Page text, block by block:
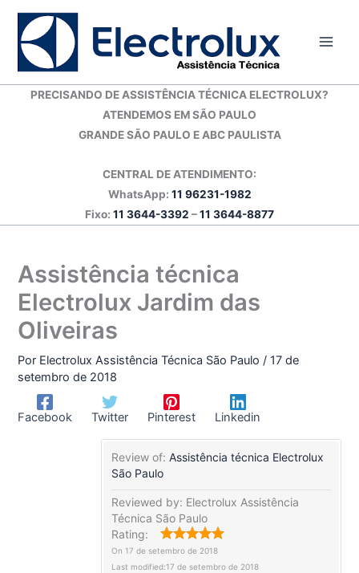
para
conteúdo
PRECISANDO DE ASSISTÊNCIA TÉCNICA ELECTROLUX?
ATENDEMOS EM SÃO PAULO
GRANDE SÃO PAULO E ABC PAULISTA
CENTRAL DE ATENDIMENTO:
WhatsApp: 11 96231-1982
Fixo: 11 3644-3392 –11 3644-8877
Assistência técnica
Electrolux Jardim das
Oliveiras
Por Electrolux Assistência Técnica São Paulo/17 de
setembro de 2018
Facebook Twitter Pinterest Linkedin
Review of: Assistência técnica Electrolux
São Paulo
Reviewed by: Electrolux Assistência
Técnica São Paulo
Rating:
On 17 de setembro de 2018
Last modified:17 de setembro de 2018